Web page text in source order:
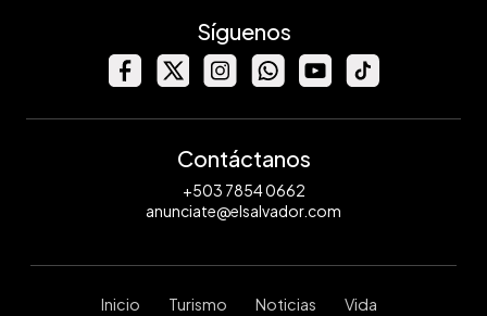
Síguenos
Contáctanos
+503 7854 0662
anunciate@elsalvador.com
Inicio Turismo Noticias Vida